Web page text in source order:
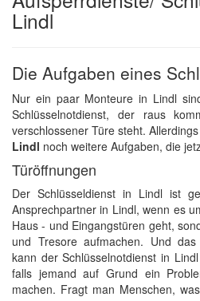
Lindl
Die Aufgaben eines
Nur ein paar Monteure in Lindl
Schlüsselnotdienst, der raus
verschlossener Türe steht.
Lindl noch weitere Aufgaben, die
Türöffnungen
Der Schlüsseldienst in Lindl ist
Ansprechpartner in Lindl, wenn es
Haus - und Eingangstüren geht,
und Tresore aufmachen. Und
kann der Schlüsselnotdienst in
falls jemand auf Grund ein
machen. Fragt man Menschen,